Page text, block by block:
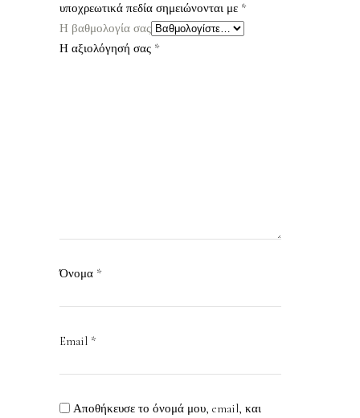
υποχρεωτικά πεδία σημειώνονται με *
Η βαθμολογία σας
Η αξιολόγησή σας *
Όνομα *
Email *
Αποθήκευσε το όνομά μου, email, και